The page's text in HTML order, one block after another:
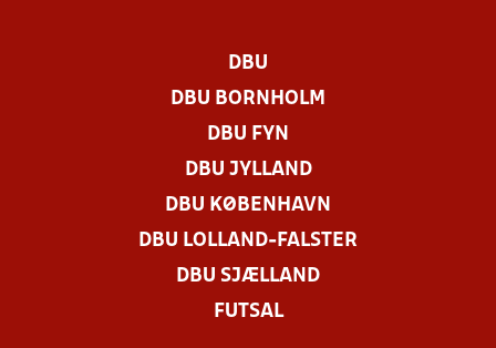
DBU
DBU BORNHOLM
DBU FYN
DBU JYLLAND
DBU KØBENHAVN
DBU LOLLAND-FALSTER
DBU SJÆLLAND
FUTSAL